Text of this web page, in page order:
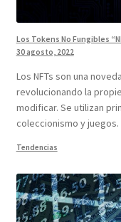
Los Tokens No Fungibles
30 agosto, 2022
Los NFTs son una
revolucionando la
modificar. Se utilizan
coleccionismo y juegos.
Tendencias